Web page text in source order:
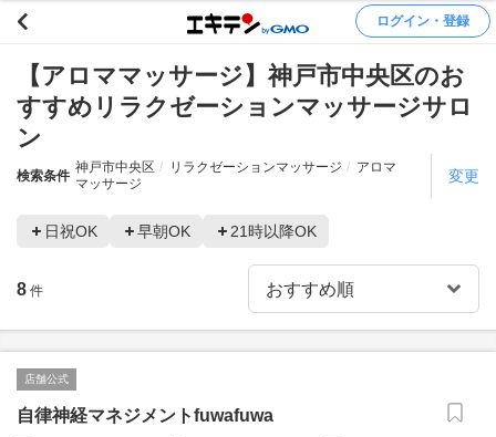
ログイン・登録
【アロママッサージ】神戸市中央区のお
すすめリラクゼーションマッサージサロ
ン
検索条件
神戸市中央区 リラクゼーションマッサージ
アロマ
マッサージ
変更
日祝OK 早朝OK 21時以降OK
8 件
店舗公式
自律神経マネジメントfuwafuwa